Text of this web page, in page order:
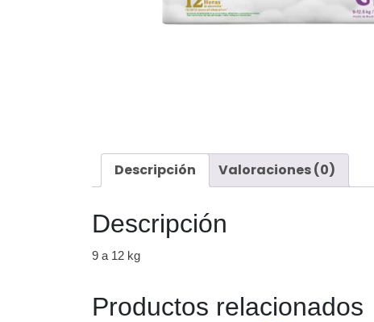
Descripción Valoraciones (0)
Descripción
9 a 12 kg
Productos relacionados